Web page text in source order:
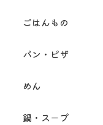
ごはんもの
パン・ピザ
めん
鍋・スープ